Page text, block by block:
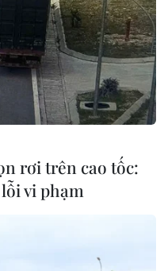
rơi trên cao tốc:
vi phạm